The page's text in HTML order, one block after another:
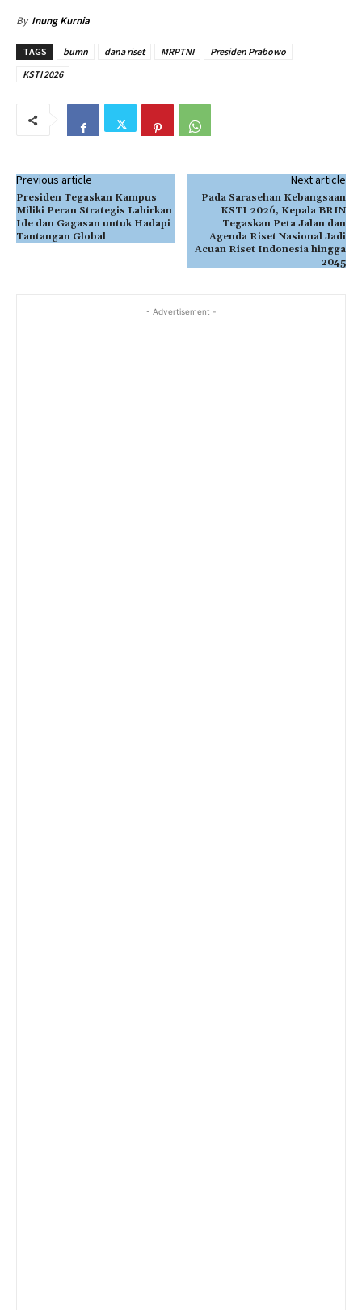
By Inung Kurnia
TAGS bumn dana riset MRPTNI
Presiden Prabowo
KSTI 2026
Previous article
Presiden Tegaskan Kampus
Miliki Peran Strategis Lahirkan
Ide dan Gagasan untuk Hadapi
Tantangan Global
Next article
Pada Sarasehan Kebangsaan
KSTI 2026, Kepala BRIN
Tegaskan Peta Jalan dan
Agenda Riset Nasional Jadi
Acuan Riset Indonesia hingga
2045
- Advertisement -